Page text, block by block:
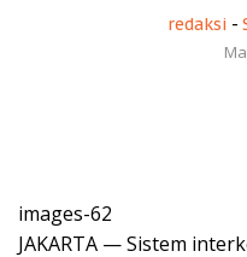
redaksi -
images-62
JAKARTA — Sistem